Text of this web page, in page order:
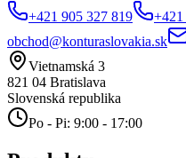
+421 905 327 819
+421
obchod@konturaslovakia.sk
Vietnamská 3
821 04 Bratislava
Slovenská republika
Po - Pi: 9:00 - 17:00